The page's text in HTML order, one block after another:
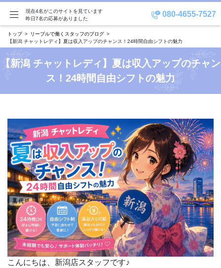
080-4655-7527
現在4名がこのサイトを見ています
昨日7名の応募がありました
トップ
リーブルで働くスタッフのブログ
【新潟 チャットレディ】夏は収入アップのチャンス！24時間自由シフトの魅力
【新潟 チャットレディ】夏は収入アップのチャン
ス！24時間自由シフトの魅力
こんにちは、新潟店スタッフです♪